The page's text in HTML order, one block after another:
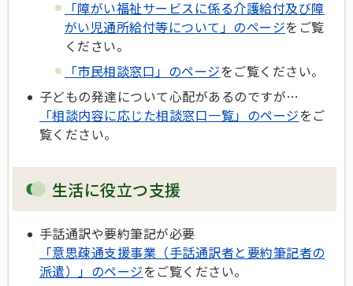
「障がい福祉サービスに係る介護給付及び障
がい児通所給付等について」のページをご覧
ください。
「市民相談窓口」のページをご覧ください。
子どもの発達について心配があるのですが…
「相談内容に応じた相談窓口一覧」のページをご
覧ください。
生活に役立つ支援
手話通訳や要約筆記が必要
「意思疎通支援事業（手話通訳者と要約筆記者の
派遣）」のページをご覧ください。